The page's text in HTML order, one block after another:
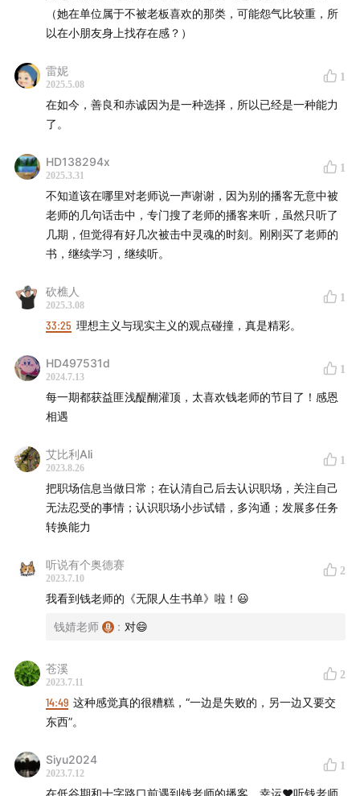
在下小苏｜对话北大王无术
【钱录】：
的人生需要主线
【钱钱老师的沉浸式答疑】：
｜本硕博职场Q&A（5月版）
本硕博职场Q&A（6月版）
本硕博职场Q&A（7月版）
（她在单位属于不被老板喜欢的那类，可能怨气比较重，所
以在小朋友身上找存在感？）
雷妮
2025.5.08
1
在如今，善良和赤诚因为是一种选择，所以已经是一种能力
了。
HD138294x
2025.3.31
1
不知道该在哪里对老师说一声谢谢，因为别的播客无意中被
老师的几句话击中，专门搜了老师的播客来听，虽然只听了
几期，但觉得有好几次被击中灵魂的时刻。刚刚买了老师的
书，继续学习，继续听。
砍樵人
2025.3.08
1
33:25 理想主义与现实主义的观点碰撞，真是精彩。
HD497531d
2024.7.13
1
每一期都获益匪浅醍醐灌顶，太喜欢钱老师的节目了！感恩
相遇
艾比利Ali
2023.8.26
1
把职场信息当做日常；在认清自己后去认识职场，关注自己
无法忍受的事情；认识职场小步试错，多沟通；发展多任务
转换能力
听说有个奥德赛
2023.7.10
2
我看到钱老师的《无限人生书单》啦！😃
钱婧老师 : 对😄
苍溪
2023.7.11
2
14:49 这种感觉真的很糟糕，“一边是失败的，另一边又要交
东西”。
Siyu2024
2023.7.12
1
在低谷期和十字路口前遇到钱老师的播客，幸运❤️听钱老师